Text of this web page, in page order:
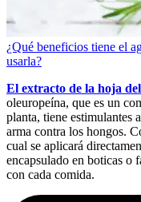
¿Qué beneficios tiene el
usarla?
El extracto de la hoja
oleuropeína, que es un
planta, tiene estimulantes
arma contra los hongos.
cual se aplicará
encapsulado en boticas o
con cada comida.